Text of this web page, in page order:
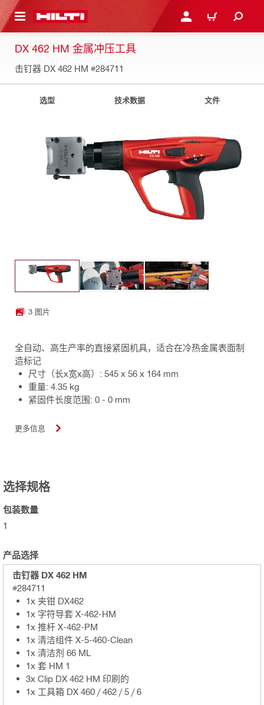
到主页 登录或注册购物车
DX 462 HM 金属冲压工具
击钉器 DX 462 HM #284711
选型 技术数据 文件
3 图片
全自动、高生产率的直接紧固机具，适合在冷热金属表面制
造标记
尺寸（长x宽x高）: 545 x 56 x 164 mm
重量: 4.35 kg
紧固件长度范围: 0 - 0 mm
更多信息
选择规格
包装数量
1
产品选择
击钉器 DX 462 HM
#284711
1x 夹钳 DX462
1x 字符导套 X-462-HM
1x 推杆 X-462-PM
1x 清洁组件 X-5-460-Clean
1x 清洁剂 66 ML
1x 套 HM 1
3x Clip DX 462 HM 印刷的
1x 工具箱 DX 460 / 462 / 5 / 6